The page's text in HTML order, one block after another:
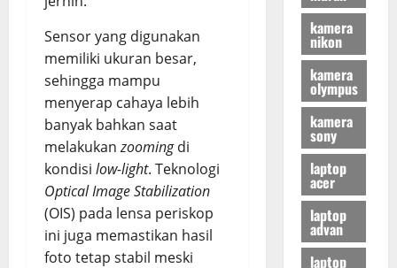
Sensor yang digunakan
memiliki ukuran besar,
sehingga mampu
menyerap cahaya lebih
banyak bahkan saat
melakukanzoomingdi
kondisi low-light. Teknologi
Optical Image Stabilization
(OIS) pada lensa periskop
ini juga memastikan hasil
foto tetap stabil meski
kamera
nikon
kamera
olympus
kamera
sony
laptop
acer
laptop
advan
laptop